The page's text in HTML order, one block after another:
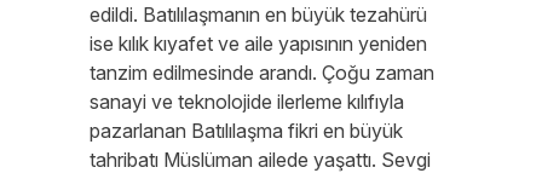
edildi. Batılılaşmanın en büyük tezahürü
ise kılık kıyafet ve aile yapısının yeniden
tanzim edilmesinde arandı. Çoğu zaman
sanayi ve teknolojide ilerleme kılıfıyla
pazarlanan Batılılaşma fikri en büyük
tahribatı Müslüman ailede yaşattı. Sevgi